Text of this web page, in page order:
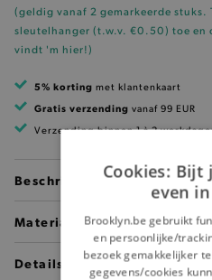
(geldig vanaf 2 gemarkeerde stuks.
sleutelhanger (t.w.v. €0.50) toe en
vindt 'm hier!)
5% korting met klantenkaart
Gratis verzending vanaf 99 EUR
Verzending binnen 1 à 2
Beschrijving
Materiaal
Details
Cookies: Bijt
even
Brooklyn.be gebruikt
en persoonlijke/
bezoek gemakkelijker
gegevens/cookies